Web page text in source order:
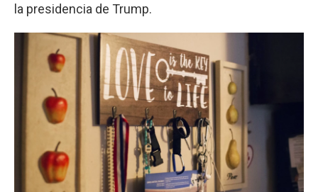
la presidencia de Trump.